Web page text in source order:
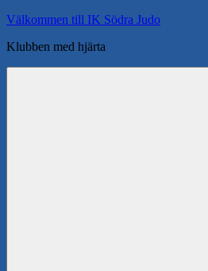
Hoppa
innehåll
Välkommen till IK Södra Judo
Klubben med hjärta